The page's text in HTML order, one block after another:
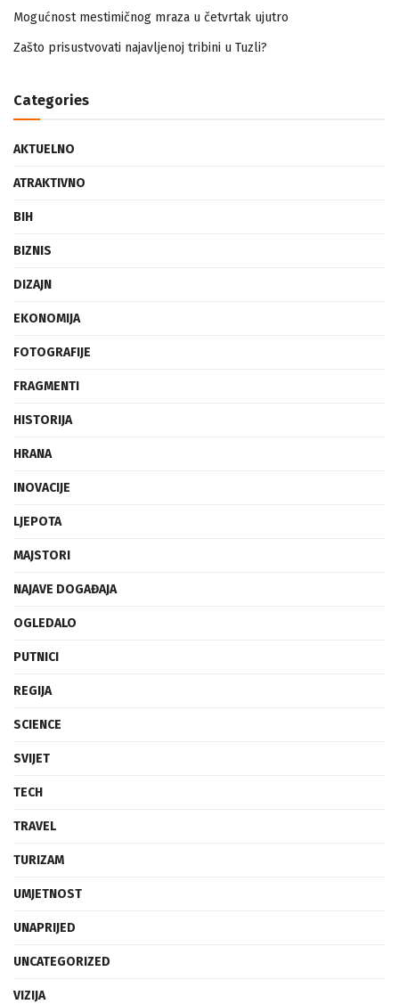
Mogućnost mestimičnog mraza u četvrtak ujutro
Zašto prisustvovati najavljenoj tribini u Tuzli?
Categories
AKTUELNO
ATRAKTIVNO
BIH
BIZNIS
DIZAJN
EKONOMIJA
FOTOGRAFIJE
FRAGMENTI
HISTORIJA
HRANA
INOVACIJE
LJEPOTA
MAJSTORI
NAJAVE DOGAĐAJA
OGLEDALO
PUTNICI
REGIJA
SCIENCE
SVIJET
TECH
TRAVEL
TURIZAM
UMJETNOST
UNAPRIJED
UNCATEGORIZED
VIZIJA